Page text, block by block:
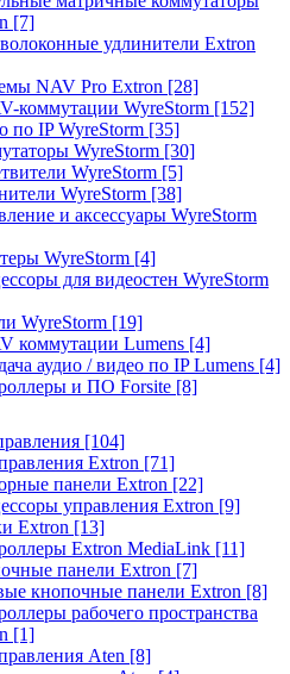
[7]
удлинители Extron
NAV Pro Extron [28]
коммутации WyreStorm [152]
по IP WyreStorm [35]
WyreStorm [30]
WyreStorm [5]
WyreStorm [38]
и аксессуары WyreStorm
WyreStorm [4]
для видеостен WyreStorm
WyreStorm [19]
коммутации Lumens [4]
аудио / видео по IP Lumens [4]
и ПО Forsite [8]
[104]
Extron [71]
панели Extron [22]
управления Extron [9]
Extron [13]
Extron MediaLink [11]
панели Extron [7]
кнопочные панели Extron [8]
рабочего пространства
[1]
Aten [8]